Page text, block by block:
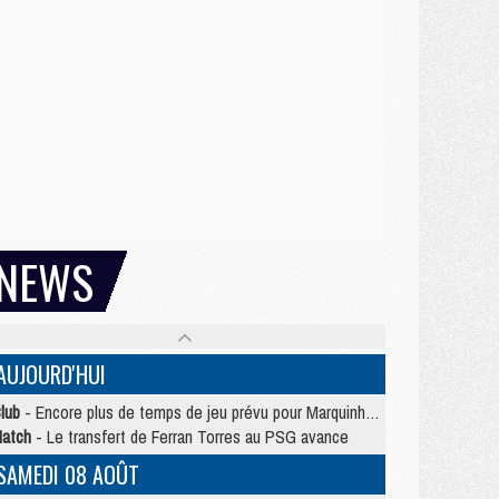
- Encore plus de temps de jeu prévu pour Marquinhos et les Portugais en Supercoupe
- Le transfert de Ferran Torres au PSG avance
08 AOÛT